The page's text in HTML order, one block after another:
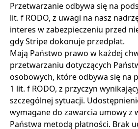
Przetwarzanie odbywa się na
lit. f RODO, z uwagi na nasz
interes w zabezpieczeniu przed
gdy Stripe dokonuje przedpłat.
Mają Państwo prawo w każdej
przetwarzaniu dotyczących
osobowych, które odbywa się na
1 lit. f RODO, z przyczyn
szczególnej sytuacji.
wymagane do zawarcia umowy z
Państwa metodą płatności. Brak